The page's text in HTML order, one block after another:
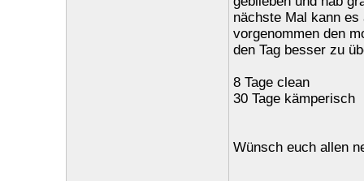
nächste Mal kann
vorgenommen den
den Tag besser zu
8 Tage clean
30 Tage kämperisch
Wünsch euch allen